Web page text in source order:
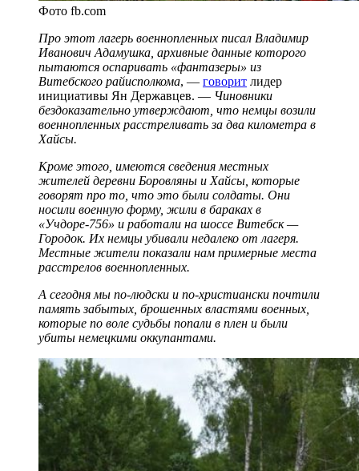
Фото fb.com
Про этот лагерь военнопленных писал Владимир
Иванович Адамушка, архивные данные которого
пытаются оспаривать «фантазеры» из
Витебского райисполкома, — говорит лидер
инициативы Ян Державцев. — Чиновники
бездоказательно утверждают, что немцы возили
военнопленных расстреливать за два километра в
Хайсы.
Кроме этого, имеются сведения местных
жителей деревни Боровляны и Хайсы, которые
говорят про то, что это были солдаты. Они
носили военную форму, жили в бараках в
«Учдоре-756» и работали на шоссе Витебск —
Городок. Их немцы убивали недалеко от лагеря.
Местные жители показали нам примерные места
расстрелов военнопленных.
А сегодня мы по-людски и по-христиански почтили
память забытых, брошенных властями военных,
которые по воле судьбы попали в плен и были
убиты немецкими оккупантами.